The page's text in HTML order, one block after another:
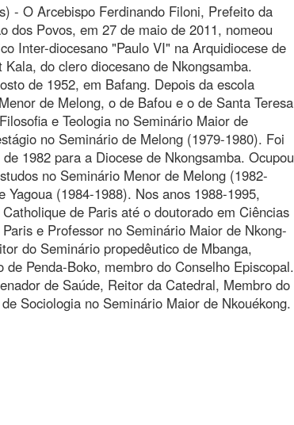
- O Arcebispo Ferdinando Filoni, Prefeito da
dos Povos, em 27 de maio de 2011, nomeou
Inter-diocesano "Paulo VI" na Arquidiocese de
do clero diocesano de Nkongsamba.
de 1952, em Bafang. Depois da escola
de Melong, o de Bafou e o de Santa Teresa
e Teologia no Seminário Maior de
no Seminário de Melong (1979-1980). Foi
1982 para a Diocese de Nkongsamba. Ocupou
no Seminário Menor de Melong (1982-
(1984-1988). Nos anos 1988-1995,
de Paris até o doutorado em Ciências
e Professor no Seminário Maior de Nkong-
do Seminário propedêutico de Mbanga,
Penda-Boko, membro do Conselho Episcopal.
de Saúde, Reitor da Catedral, Membro do
Sociologia no Seminário Maior de Nkouékong.